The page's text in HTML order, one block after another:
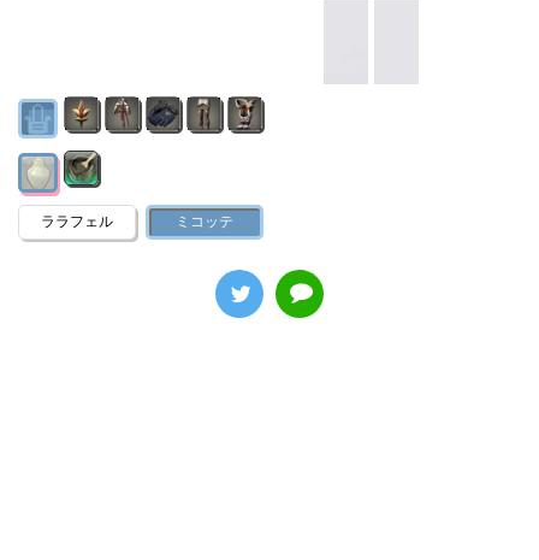
ララフェル ミコッテ